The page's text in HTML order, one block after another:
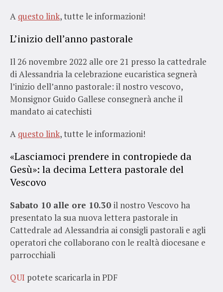
A questo link, tutte le informazioni!
L’inizio dell’anno pastorale
Il 26 novembre 2022 alle ore 21 presso la cattedrale
di Alessandria la celebrazione eucaristica segnerà
l’inizio dell’anno pastorale: il nostro vescovo,
Monsignor Guido Gallese consegnerà anche il
mandato ai catechisti
A questo link, tutte le informazioni!
«Lasciamoci prendere in contropiede da
Gesù»: la decima Lettera pastorale del
Vescovo
Sabato 10 alle ore 10.30 il nostro Vescovo ha
presentato la sua nuova lettera pastorale in
Cattedrale ad Alessandria ai consigli pastorali e agli
operatori che collaborano con le realtà diocesane e
parrocchiali
QUI potete scaricarla in PDF